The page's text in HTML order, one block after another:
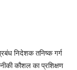
निदेशक तनिष्क गर्ग
कौशल का प्रशिक्षण